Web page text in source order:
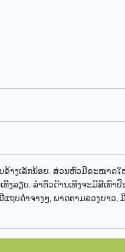
ຂ້າງເລັກນ້ອຍ. ສ່ວນຫົວມີຂະໜາດ
ງລຽບ. ລຳຕົວດ້ານເທີງຈະມີສີເທົ
ແຖບດຳຈາງໆ, ພາດຕາມລວງຍາ